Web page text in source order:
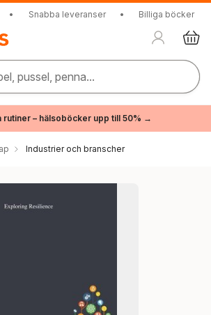
• Snabba leveranser • Billiga böcker
pussel, penna...
rutiner – hälsoböcker upp till 50% →
Industrier och branscher